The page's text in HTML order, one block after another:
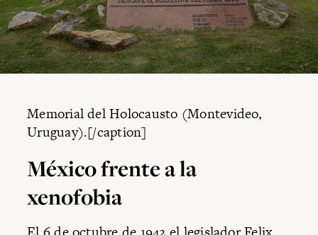
Memorial del Holocausto (Montevideo,
Uruguay).[/caption]
México frente a la
xenofobia